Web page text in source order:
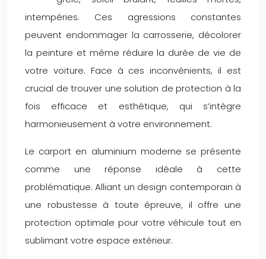
intempéries. Ces agressions constantes
peuvent endommager la carrosserie, décolorer
la peinture et même réduire la durée de vie de
votre voiture. Face à ces inconvénients, il est
crucial de trouver une solution de protection à la
fois efficace et esthétique, qui s’intègre
harmonieusement à votre environnement.
Le carport en aluminium moderne se présente
comme une réponse idéale à cette
problématique. Alliant un design contemporain à
une robustesse à toute épreuve, il offre une
protection optimale pour votre véhicule tout en
sublimant votre espace extérieur.